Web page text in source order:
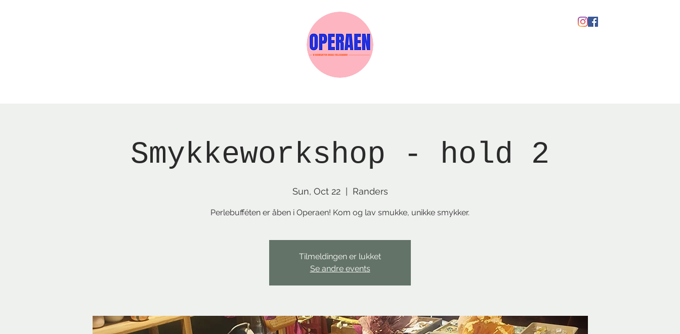
Smykkeworkshop - hold 2
Sun, Oct 22
  |
Randers
Perlebufféten er åben i Operaen! Kom og lav smukke, unikke smykker.
Tilmeldingen er lukket
Se andre events